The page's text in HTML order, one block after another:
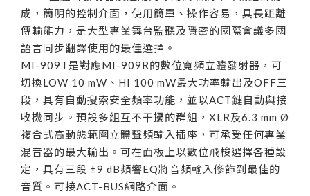
成，簡明的控制介面，使用簡單、操作容易，具長距離
傳輸能力，是大型專業舞台監聽及隱密的國際會議多國
語言同步翻譯使用的最佳選擇。
MI-909T是對應MI-909R的數位寬頻立體發射器，可
切換LOW 10 mW、HI 100 mW最大功率輸出及OFF三
段，具有自動搜索安全頻率功能，並以ACT鍵自動與接
收機同步。預設多組互不干擾的群組，XLR及6.3 mm Ø
複合式高動態範圍立體聲頻輸入插座，可承受任何專業
混音器的最大輸出。可在面板上以數位飛梭選擇各種設
定，具有三段 ±9 dB頻響EQ將音頻輸入修飾到最佳的
音質。可接ACT-BUS網路介面。